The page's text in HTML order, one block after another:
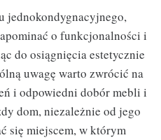
jednokondygnacyjnego,
o funkcjonalności i
do osiągnięcia estetycznie
uwagę warto zwrócić na
i odpowiedni dobór mebli i
dom, niezależnie od jego
się miejscem, w którym